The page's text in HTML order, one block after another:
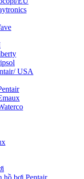
USA
hồ bơi Pentair